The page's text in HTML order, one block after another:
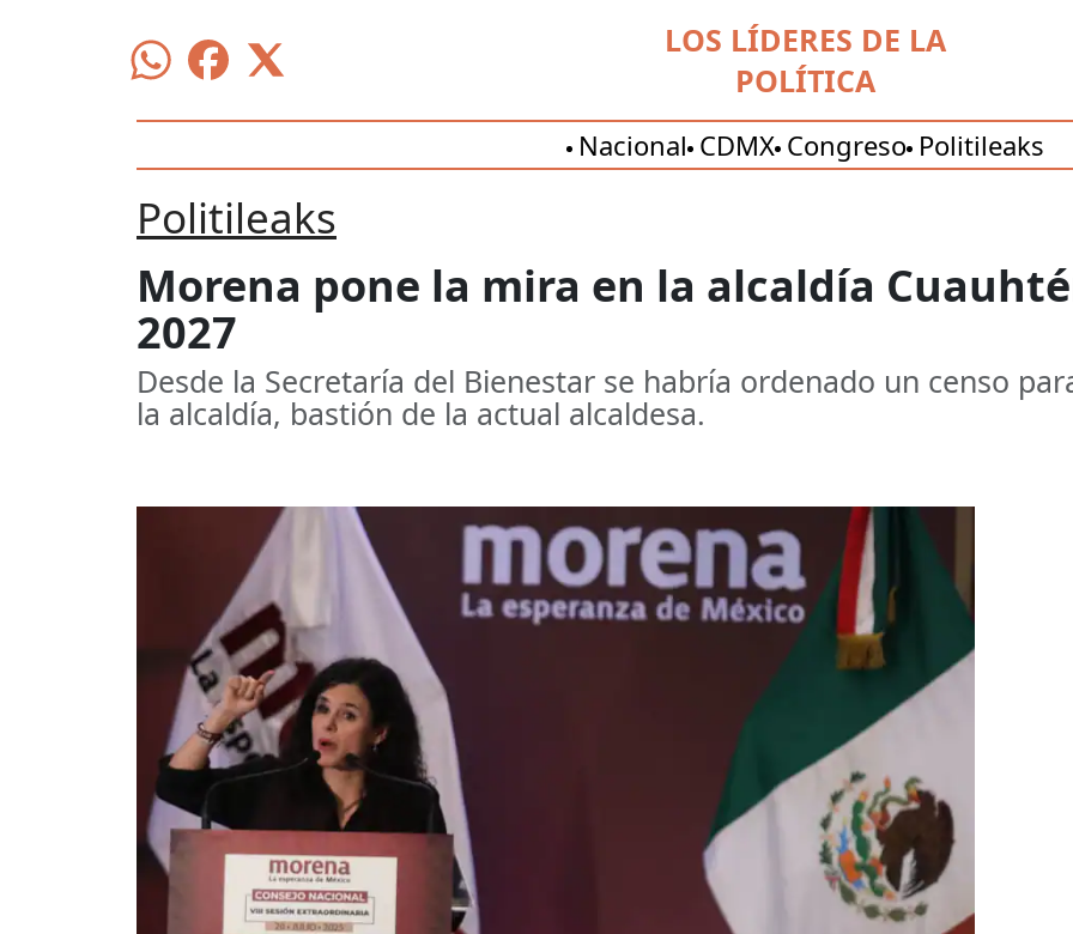
LOS LÍDERES DE LA
POLÍTICA
Nacional CDMX Congreso Politileaks
Politileaks
Morena pone la mira en la alcaldía
2027
Desde la Secretaría del Bienestar se habría ordenado un censo
la alcaldía, bastión de la actual alcaldesa.